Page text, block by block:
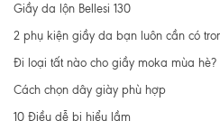
Giầy da lộn Bellesi 130
2 phụ kiện giầy da bạn luôn cần có
Đi loại tất nào cho giầy moka mùa hè?
Cách chọn dây giày phù hợp
10 Điều dễ bị hiểu lầm